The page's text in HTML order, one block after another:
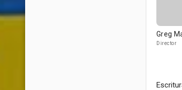
Greg
Director